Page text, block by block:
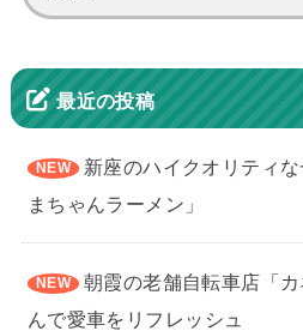
索:
最近の投稿
新座のハイクオリティ
まちゃんラーメン」
朝霞の老舗自転車店「
んで愛車をリフレッシュ